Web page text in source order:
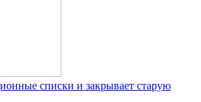
списки и закрывает старую